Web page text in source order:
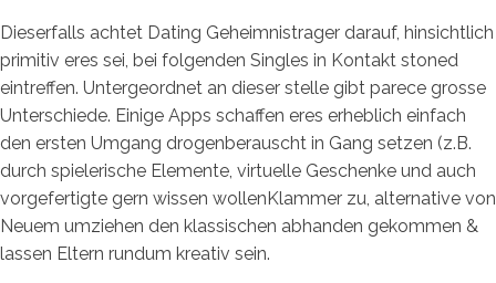
Dieserfalls achtet Dating Geheimnistrager darauf, hinsichtlich
primitiv eres sei, bei folgenden Singles in Kontakt stoned
eintreffen. Untergeordnet an dieser stelle gibt parece grosse
Unterschiede. Einige Apps schaffen eres erheblich einfach
den ersten Umgang drogenberauscht in Gang setzen (z.B.
durch spielerische Elemente, virtuelle Geschenke und auch
vorgefertigte gern wissen wollenKlammer zu, alternative von
Neuem umziehen den klassischen abhanden gekommen &
lassen Eltern rundum kreativ sein.